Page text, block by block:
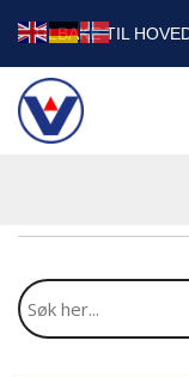
TILBAKE TIL
HANDLEVOGN
BEDRIFTSKUNDER